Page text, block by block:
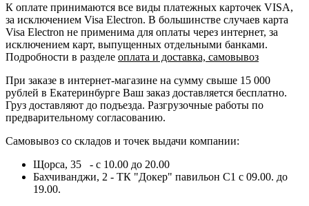
К оплате принимаются все виды платежных карточек VISA,
за исключением Visa Electron. В большинстве случаев карта
Visa Electron не применима для оплаты через интернет, за
исключением карт, выпущенных отдельными банками.
Подробности в разделе оплата и доставка, самовывоз
При заказе в интернет-магазине на сумму свыше 15 000
рублей в Екатеринбурге Ваш заказ доставляется бесплатно.
Груз доставляют до подъезда. Разгрузочные работы по
предварительному согласованию.
Самовывоз со складов и точек выдачи компании:
Щорса, 35 - с 10.00 до 20.00
Бахчиванджи, 2 - ТК "Докер" павильон С1 с 09.00. до
19.00.